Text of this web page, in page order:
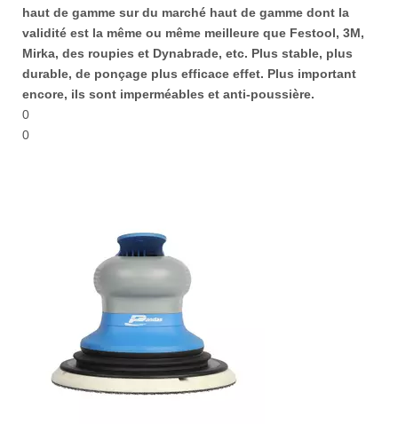
haut de gamme sur du marché haut de gamme dont la
validité est la même ou même meilleure que Festool, 3M,
Mirka, des roupies et Dynabrade, etc. Plus stable, plus
durable, de ponçage plus efficace effet. Plus important
encore, ils sont imperméables et anti-poussière.
0
0